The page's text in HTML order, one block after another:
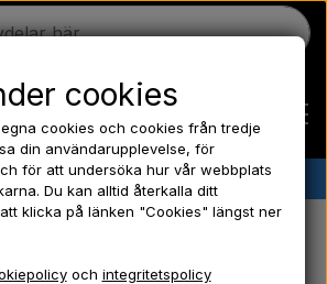
Hem
✔︎ Snabb leverans ✔︎ Låga priser
reservdelar
cookies
cookies och cookies från tredje
din användarupplevelse, för
för att undersöka hur vår webbplats
Du kan alltid återkalla ditt
klicka på länken "Cookies" längst ner
och integritetspolicy